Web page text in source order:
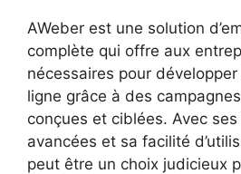
AWeber est une solution
complète qui offre aux
nécessaires pour
ligne grâce à des
conçues et ciblées. Avec
avancées et sa facilité
peut être un choix judicieux